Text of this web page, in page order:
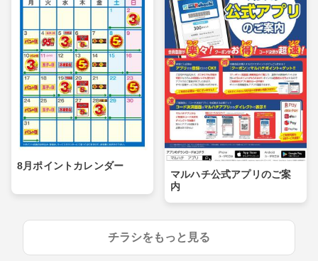
8月ポイントカレンダー
マルハチ公式アプリのご案
内
チラシをもっと見る